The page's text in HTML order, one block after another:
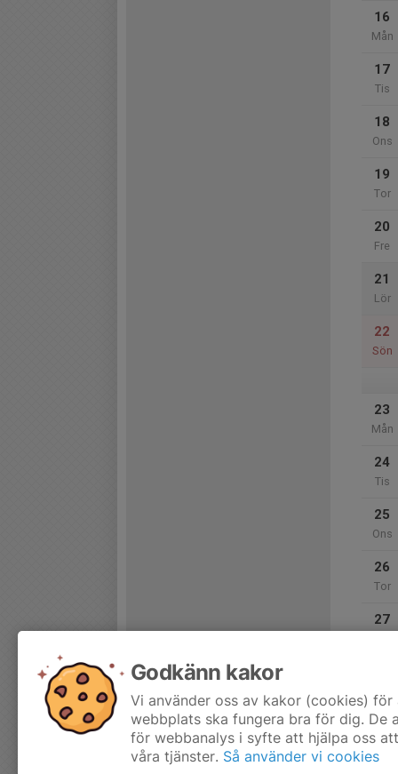
16
Mån
17
Tis
18
Ons
19
Tor
20
Fre
21
Lör
22
Sön
23
Mån
24
Tis
25
Ons
26
Tor
27
Godkänn kakor
Vi använder oss av kakor (cookies)
webbplats ska fungera bra för dig. De
för webbanalys i syfte att hjälpa oss
våra tjänster. Så använder vi cookies